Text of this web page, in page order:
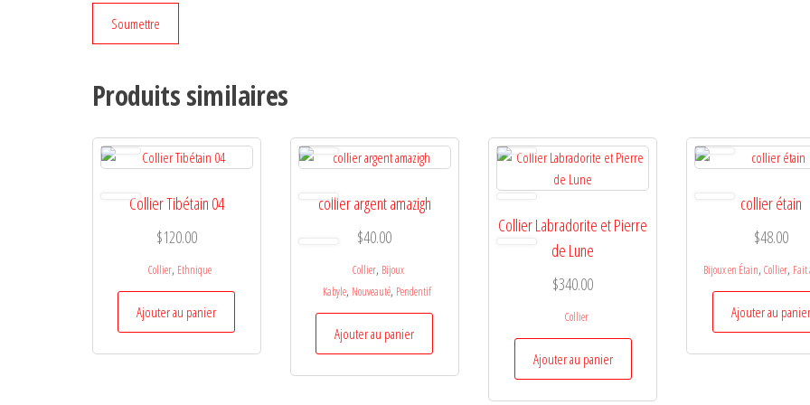
Produits similaires
Collier Tibétain 04
$120.00
Collier, Ethnique
Ajouter au panier
collier argent amazigh
$40.00
Collier, Bijoux
Kabyle, Nouveauté, Pendentif
Ajouter au panier
Collier Labradorite et Pierre
de Lune
$340.00
Collier
Ajouter au panier
collier étain
$48.00
Bijoux en Étain, Collier, Fait
Ajouter au panier